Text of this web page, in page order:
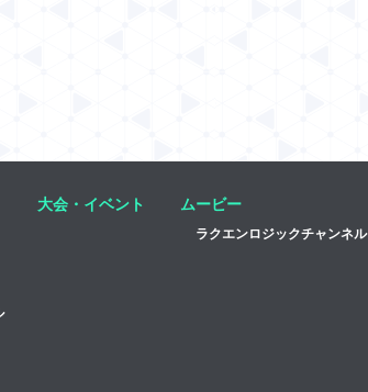
大会・イベント ムービー
ラクエンロジックチャンネル